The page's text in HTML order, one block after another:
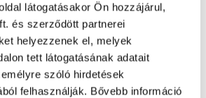
látogatásakor Ön hozzájárul,
és szerződött partnerei
helyezzenek el, melyek
tett látogatásának adatait
szóló hirdetések
felhasználják. Bővebb információ
Oldal újratöltése